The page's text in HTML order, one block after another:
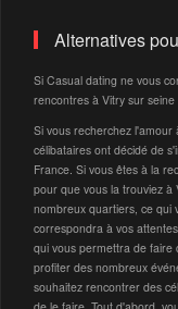
Alternatives
Si Casual dating ne vous
rencontres à Vitry sur seine
Si vous recherchez
célibataires ont décidé de
France. Si vous êtes à la
pour que vous la trouviez à
nombreux quartiers, ce qui
correspondra à vos
qui vous permettra de faire
profiter des nombreux
souhaitez rencontrer des